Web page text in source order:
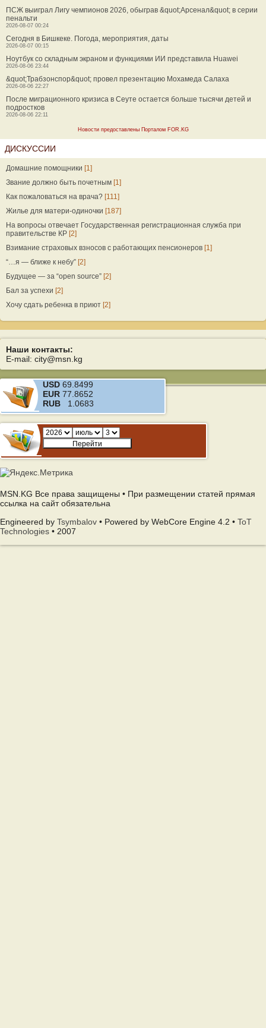
ПСЖ выиграл Лигу чемпионов 2026, обыграв &quot;Арсенал&quot; в серии
пенальти
2026-08-07 00:24
Сегодня в Бишкеке. Погода, мероприятия, даты
2026-08-07 00:15
Ноутбук со складным экраном и функциями ИИ представила Huawei
2026-08-06 23:44
&quot;Трабзонспор&quot; провел презентацию Мохамеда Салаха
2026-08-06 22:27
После миграционного кризиса в Сеуте остается больше тысячи детей и
подростков
2026-08-06 22:11
Новости предоставлены Порталом FOR.KG
ДИСКУССИИ
Домашние помощники [1]
Звание должно быть почетным [1]
Как пожаловаться на врача? [111]
Жилье для матери-одиночки [187]
На вопросы отвечает Государственная регистрационная служба при
правительстве КР [2]
Взимание страховых взносов с работающих пенсионеров [1]
“…я — ближе к небу” [2]
Будущее — за “open source” [2]
Бал за успехи [2]
Хочу сдать ребенка в приют [2]
Наши контакты:
E-mail: city@msn.kg
USD 69.8499
EUR 77.8652
RUB 1.0683
MSN.KG Все права защищены • При размещении статей прямая
ссылка на сайт обязательна
Engineered by Tsymbalov • Powered by WebCore Engine 4.2 • ToT
Technologies • 2007